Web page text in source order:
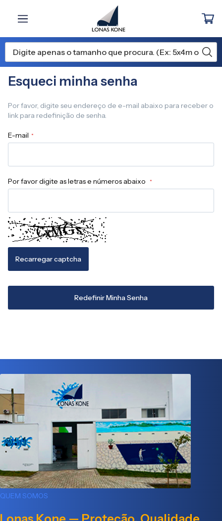
Esqueci minha senha
Por favor, digite seu endereço de e-mail abaixo para receber o
link para redefinição de senha.
E-mail
Por favor digite as letras e números abaixo
Recarregar captcha
Redefinir Minha Senha
QUEM SOMOS